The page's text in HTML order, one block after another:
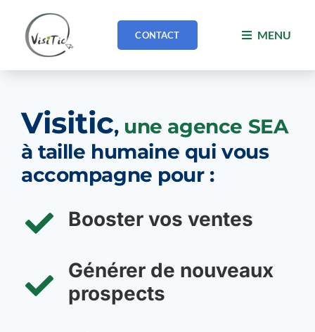
contenu
MENU
CONTACT
Visitic, une agence SEA
à taille humaine qui vous
accompagne pour :
Booster vos ventes
Générer de nouveaux
prospects